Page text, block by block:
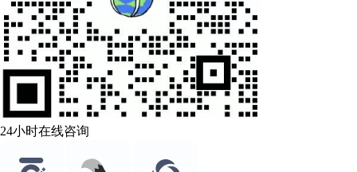
24小时在线咨询